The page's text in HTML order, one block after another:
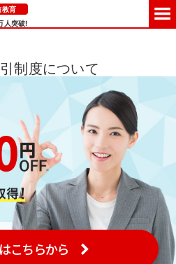
教育
人突破!
制度について
こちらから